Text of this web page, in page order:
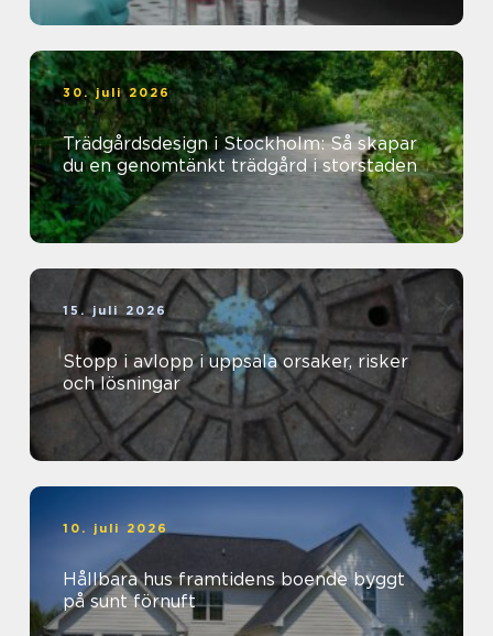
30. juli 2026
Trädgårdsdesign i Stockholm: Så skapar
du en genomtänkt trädgård i storstaden
15. juli 2026
Stopp i avlopp i uppsala orsaker, risker
och lösningar
10. juli 2026
Hållbara hus framtidens boende byggt
på sunt förnuft